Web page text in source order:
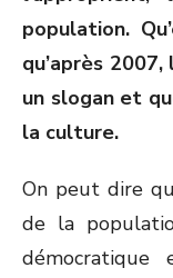
population.
qu’après
un slogan et
la culture.
On peut dire
de la